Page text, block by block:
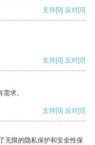
支持[0] 反对[0]
支持[0] 反对[0]
求。
支持[0] 反对[0]
无限的隐私保护和安全性保